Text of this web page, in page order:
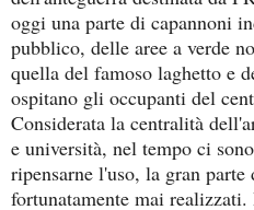
oggi una parte di capannoni
pubblico, delle aree a verde
quella del famoso laghetto e
ospitano gli occupanti del
Considerata la centralità
e università, nel tempo ci
ripensarne l'uso, la gran
fortunatamente mai